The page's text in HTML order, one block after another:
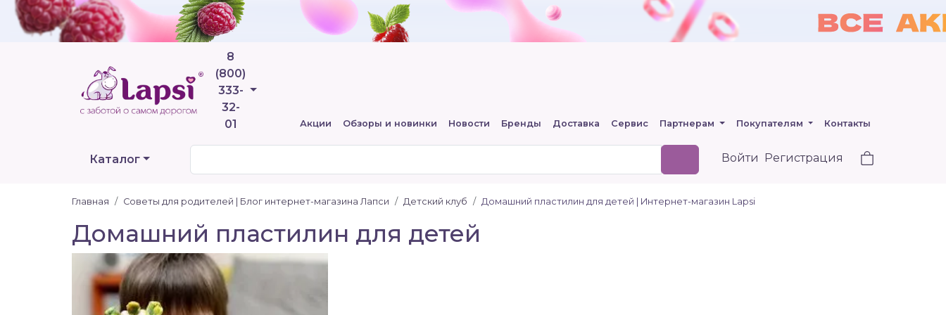
8
(800)
333-
32-
01
Телефоны
Акции Обзоры и новинки Новости Бренды Доставка Сервис Партнерам Покупателям Контакты
Каталог Войти Регистрация
Главная Советы для родителей | Блог интернет-магазина Лапси Детский клуб Домашний пластилин для детей | Интернет-магазин Lapsi
Домашний пластилин для детей